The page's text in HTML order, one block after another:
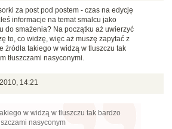
za post pod postem - czas na edycję
informacje na temat smalcu jako
do smażenia? Na początku aż uwierzyć
to, co widzę, więc aż muszę zapytać z
źródła takiego w widzą w tluszczu tak
tłuszczami nasyconymi.
14:21
w widzą w tluszczu tak bardzo
nasyconym